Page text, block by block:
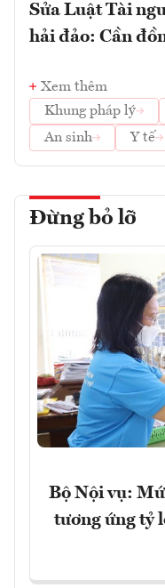
Sửa Luật Tài
hải đảo: Cần
Xem thêm
Khung pháp lý
An sinh
Y tế
Đừng bỏ lỡ
Bộ Nội vụ:
tương ứng tỷ